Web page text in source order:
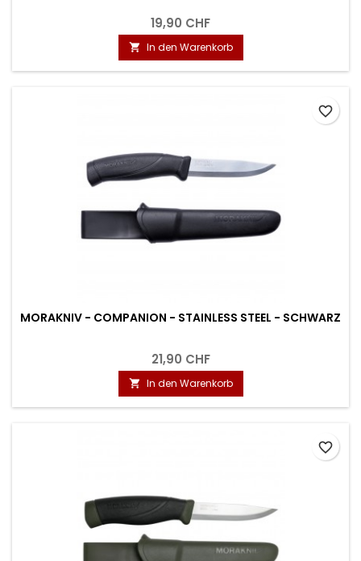
19,90 CHF
 In den Warenkorb
MORAKNIV - COMPANION - STAINLESS STEEL - SCHWARZ
21,90 CHF
 In den Warenkorb
favorite_border
favorite_border